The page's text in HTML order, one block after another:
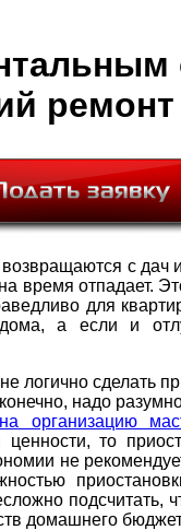
с дач
время отпадает.
для
а если и
логично сделать
надо
организацию
то
не
подсчитать,
домашнего